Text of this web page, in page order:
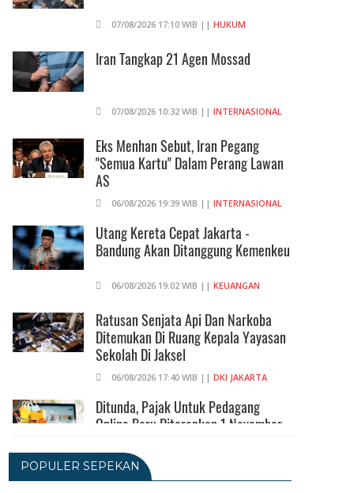
07/08/2026 17:10 WIB || HUKUM
Iran Tangkap 21 Agen Mossad
07/08/2026 10:32 WIB || INTERNASIONAL
Eks Menhan Sebut, Iran Pegang
"Semua Kartu" Dalam Perang Lawan
AS
06/08/2026 19:39 WIB || INTERNASIONAL
Utang Kereta Cepat Jakarta -
Bandung Akan Ditanggung Kemenkeu
06/08/2026 19:02 WIB || KEUANGAN
Ratusan Senjata Api Dan Narkoba
Ditemukan Di Ruang Kepala Yayasan
Sekolah Di Jaksel
06/08/2026 17:40 WIB || DKI JAKARTA
Ditunda, Pajak Untuk Pedagang
Online Baru Diterapkan 1 November
06/08/2026 14:23 WIB ||
POPULER SEPEKAN